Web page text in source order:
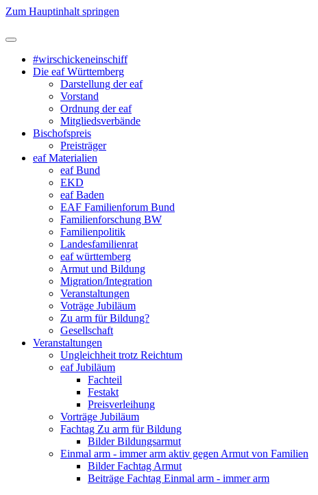
Zum Hauptinhalt springen
#wirschickeneinschiff
Die eaf Württemberg
Darstellung der eaf
Vorstand
Ordnung der eaf
Mitgliedsverbände
Bischofspreis
Preisträger
eaf Materialien
eaf Bund
EKD
eaf Baden
EAF Familienforum Bund
Familienforschung BW
Familienpolitik
Landesfamilienrat
eaf württemberg
Armut und Bildung
Migration/Integration
Veranstaltungen
Voträge Jubiläum
Zu arm für Bildung?
Gesellschaft
Veranstaltungen
Ungleichheit trotz Reichtum
eaf Jubiläum
Fachteil
Festakt
Preisverleihung
Vorträge Jubiläum
Fachtag Zu arm für Bildung
Bilder Bildungsarmut
Einmal arm - immer arm aktiv gegen Armut von Familien
Bilder Fachtag Armut
Beiträge Fachtag Einmal arm - immer arm